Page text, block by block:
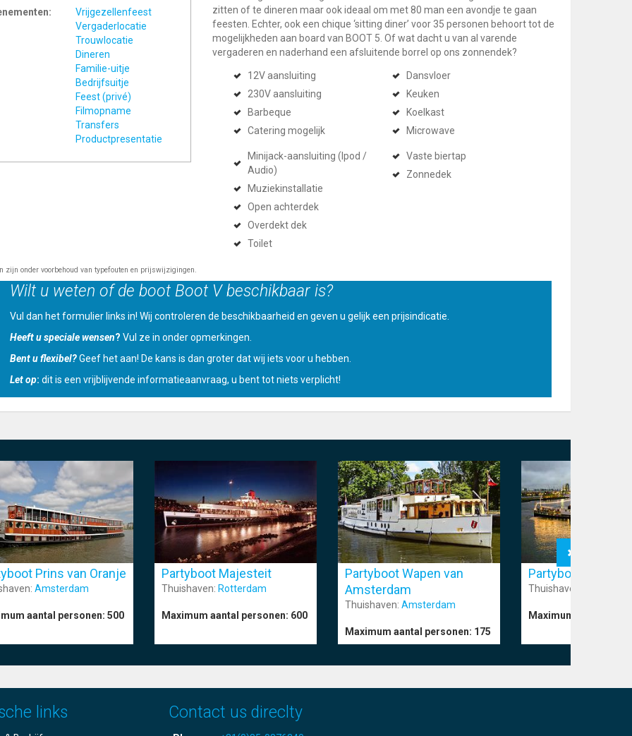
Vrijgezellenfeest
Vergaderlocatie
Trouwlocatie
Dineren
Familie-uitje
Bedrijfsuitje
Feest (privé)
Filmopname
Transfers
Productpresentatie
zitten of te dineren maar ook ideaal om met 80 man een avondje te gaan
feesten. Echter, ook een chique ‘sitting diner’ voor 35 personen behoort tot de
mogelijkheden aan board van BOOT 5. Of wat dacht u van al varende
vergaderen en naderhand een afsluitende borrel op ons zonnendek?
12V aansluiting
230V aansluiting
Barbeque
Catering mogelijk
Dansvloer
Keuken
Koelkast
Microwave
Minijack-aansluiting (Ipod /
Audio)
Muziekinstallatie
Open achterdek
Overdekt dek
Toilet
Vaste biertap
Zonnedek
zijn onder voorbehoud van typefouten en prijswijzigingen.
Wilt u weten of de boot Boot V beschikbaar is?
Vul dan het formulier links in! Wij controleren de beschikbaarheid en geven u gelijk een prijsindicatie.
Heeft u speciale wensen? Vul ze in onder opmerkingen.
Bent u flexibel?Geef het aan! De kans is dan groter dat wij iets voor u hebben.
Let op: dit is een vrijblijvende informatieaanvraag, u bent tot niets verplicht!
Prins van Oranje
Amsterdam
aantal personen: 500
Partyboot Majesteit
Thuishaven: Rotterdam
Maximum aantal personen: 600
Partyboot Wapen van
Amsterdam
Thuishaven: Amsterdam
Maximum aantal personen: 175
Partyboot
Thuishaven:
Maximum aantal
links Contact us direclty